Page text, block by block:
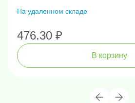
На удаленном складе
476.30 ₽
В корзину